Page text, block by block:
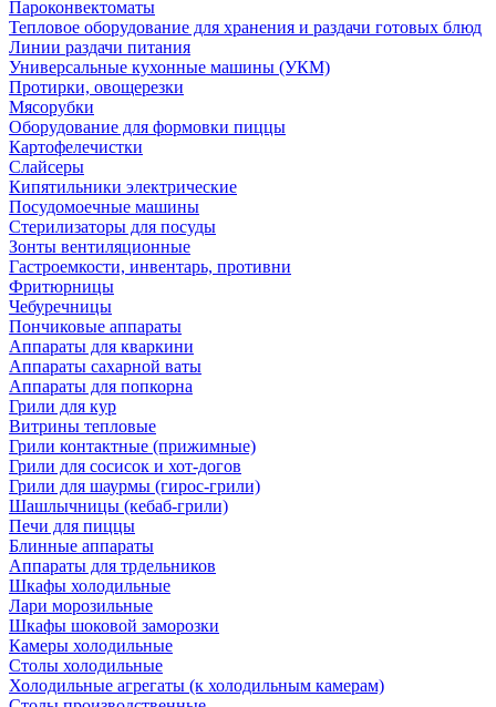
Пароконвектоматы
Тепловое оборудование для хранения и раздачи готовых блюд
Линии раздачи питания
Универсальные кухонные машины (УКМ)
Протирки, овощерезки
Мясорубки
Оборудование для формовки пиццы
Картофелечистки
Слайсеры
Кипятильники электрические
Посудомоечные машины
Стерилизаторы для посуды
Зонты вентиляционные
Гастроемкости, инвентарь, противни
Фритюрницы
Чебуречницы
Пончиковые аппараты
Аппараты для кваркини
Аппараты сахарной ваты
Аппараты для попкорна
Грили для кур
Витрины тепловые
Грили контактные (прижимные)
Грили для сосисок и хот-догов
Грили для шаурмы (гирос-грили)
Шашлычницы (кебаб-грили)
Печи для пиццы
Блинные аппараты
Аппараты для трдельников
Шкафы холодильные
Лари морозильные
Шкафы шоковой заморозки
Камеры холодильные
Столы холодильные
Холодильные агрегаты (к холодильным камерам)